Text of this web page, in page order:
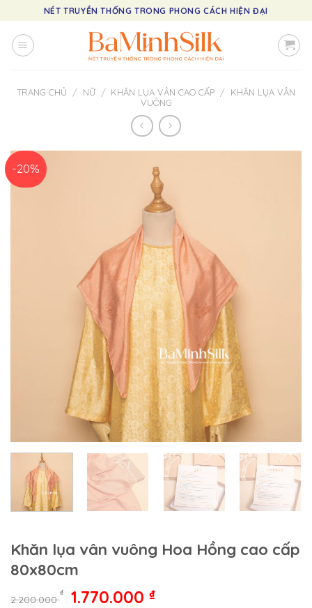
to
content
NÉT TRUYỀN THỐNG TRONG PHONG CÁCH HIỆN ĐẠI
TRANG CHỦ / NỮ / KHĂN LỤA VÂN CAO CẤP /
KHĂN LỤA VÂN
VUÔNG
-20%
Khăn lụa vân vuông Hoa Hồng cao cấp
80x80cm
2.200.000
₫
Giá
1.770.000₫Giá